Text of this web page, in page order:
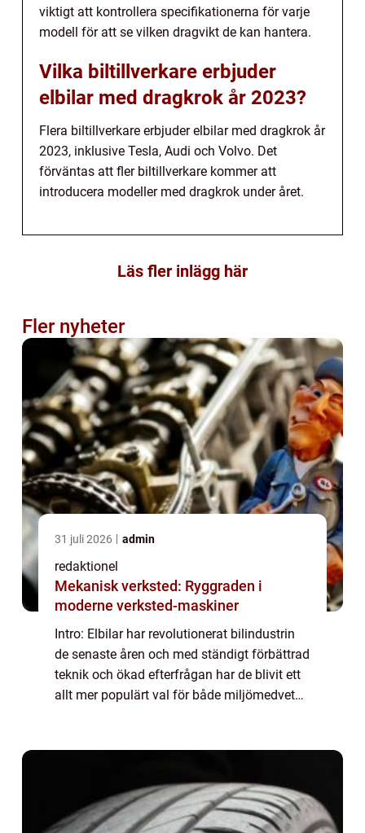
viktigt att kontrollera specifikationerna för varje
modell för att se vilken dragvikt de kan hantera.
Vilka biltillverkare erbjuder
elbilar med dragkrok år 2023?
Flera biltillverkare erbjuder elbilar med dragkrok år
2023, inklusive Tesla, Audi och Volvo. Det
förväntas att fler biltillverkare kommer att
introducera modeller med dragkrok under året.
Läs fler inlägg här
Fler nyheter
31 juli 2026 admin
redaktionel
Mekanisk verksted: Ryggraden i
moderne verksted-maskiner
Intro: Elbilar har revolutionerat bilindustrin
de senaste åren och med ständigt förbättrad
teknik och ökad efterfrågan har de blivit ett
allt mer populärt val för både miljömedvetna